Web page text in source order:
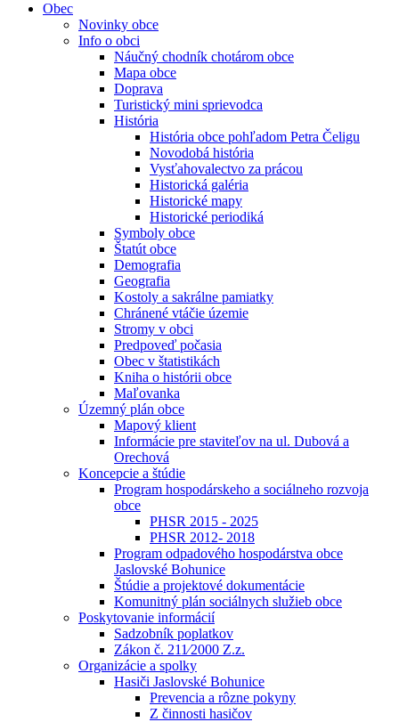
Obec
Novinky obce
Info o obci
Náučný chodník chotárom obce
Mapa obce
Doprava
Turistický mini sprievodca
História
História obce pohľadom Petra Čeligu
Novodobá história
Vysťahovalectvo za prácou
Historická galéria
Historické mapy
Historické periodiká
Symboly obce
Štatút obce
Demografia
Geografia
Kostoly a sakrálne pamiatky
Chránené vtáčie územie
Stromy v obci
Predpoveď počasia
Obec v štatistikách
Kniha o histórii obce
Maľovanka
Územný plán obce
Mapový klient
Informácie pre staviteľov na ul. Dubová a
Orechová
Koncepcie a štúdie
Program hospodárskeho a sociálneho rozvoja
obce
PHSR 2015 - 2025
PHSR 2012- 2018
Program odpadového hospodárstva obce
Jaslovské Bohunice
Štúdie a projektové dokumentácie
Komunitný plán sociálnych služieb obce
Poskytovanie informácií
Sadzobník poplatkov
Zákon č. 211⁄2000 Z.z.
Organizácie a spolky
Hasiči Jaslovské Bohunice
Prevencia a rôzne pokyny
Z činnosti hasičov